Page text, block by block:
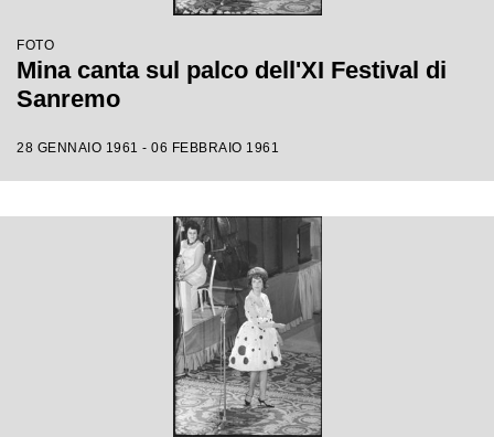
FOTO
Mina canta sul palco dell'XI Festival di
Sanremo
28 GENNAIO 1961 - 06 FEBBRAIO 1961